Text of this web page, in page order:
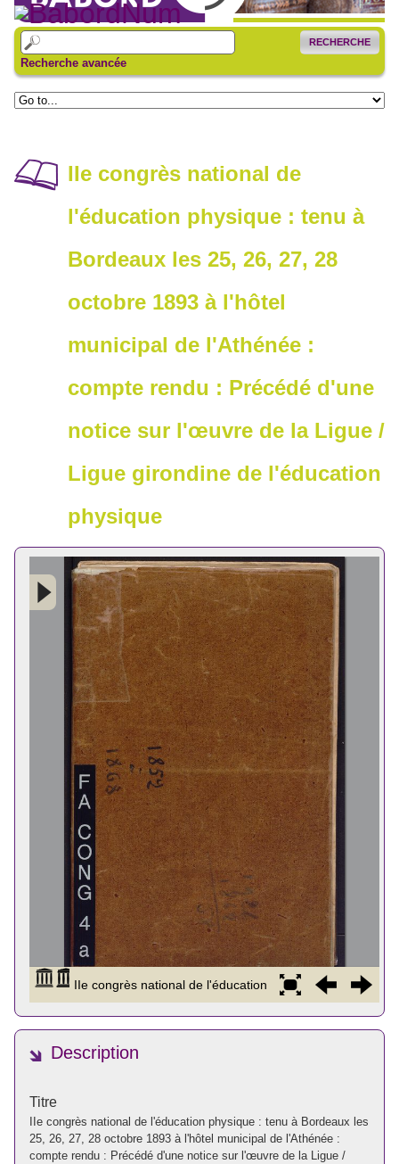
RECHERCHE
Recherche avancée
IIe congrès national de
l'éducation physique : tenu à
Bordeaux les 25, 26, 27, 28
octobre 1893 à l'hôtel
municipal de l'Athénée :
compte rendu : Précédé d'une
notice sur l'œuvre de la Ligue /
Ligue girondine de l'éducation
physique
Description
Titre
IIe congrès national de l'éducation physique : tenu à Bordeaux les
25, 26, 27, 28 octobre 1893 à l'hôtel municipal de l'Athénée :
compte rendu : Précédé d'une notice sur l'œuvre de la Ligue /